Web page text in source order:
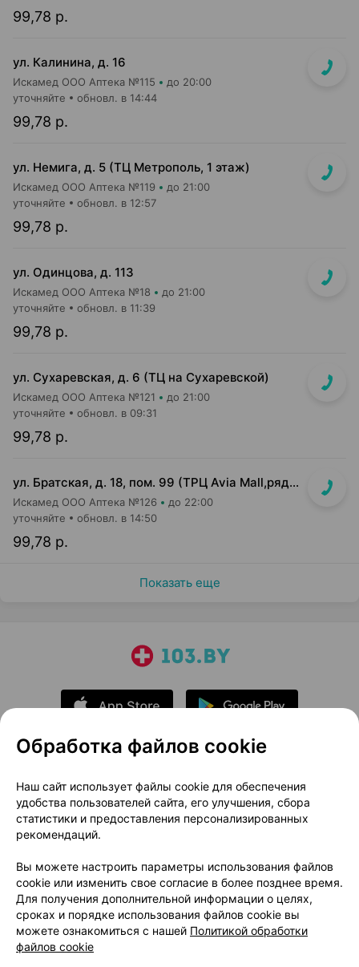
99,78 р.
ул. Калинина, д. 16
Искамед ООО Аптека №115 до 20:00
99,78 р.
уточняйте обновл. в 14:44
ул. Немига, д. 5 (ТЦ Метрополь, 1 этаж)
Искамед ООО Аптека №119 до 21:00
99,78 р.
уточняйте обновл. в 12:57
ул. Одинцова, д. 113
Искамед ООО Аптека №18 до 21:00
99,78 р.
уточняйте обновл. в 11:39
ул. Сухаревская, д. 6 (ТЦ на Сухаревской)
Искамед ООО Аптека №121 до 21:00
99,78 р.
уточняйте обновл. в 09:31
ул. Братская, д. 18, пом. 99 (ТРЦ Avia Mall,рядом с гипермаркетом Green)
Искамед ООО Аптека №126 до 22:00
99,78 р.
уточняйте обновл. в 14:50
Показать еще
О проекте
Новости проекта
Размещение рекламы
Медицинский маркетинг
Публичный договор
Доставка
Способы оплаты
Вакансии
Партнеры
Написать руководителю 103.by
Написать в поддержку
Персональные настройки Cookie
Обработка файлов cookie
Наш сайт использует файлы cookie для обеспечения
удобства пользователей сайта, его улучшения, сбора
статистики и предоставления персонализированных
рекомендаций.
Вы можете настроить параметры использования файлов
cookie или изменить свое согласие в более позднее время.
Для получения дополнительной информации о целях,
сроках и порядке использования файлов cookie вы
можете ознакомиться с нашей Политикой обработки
файлов cookie